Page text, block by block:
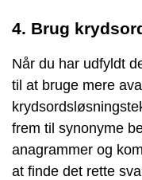
4. Brug
Når du har udfyldt
til at bruge mere
frem til synonyme
anagrammer og
at finde det rette